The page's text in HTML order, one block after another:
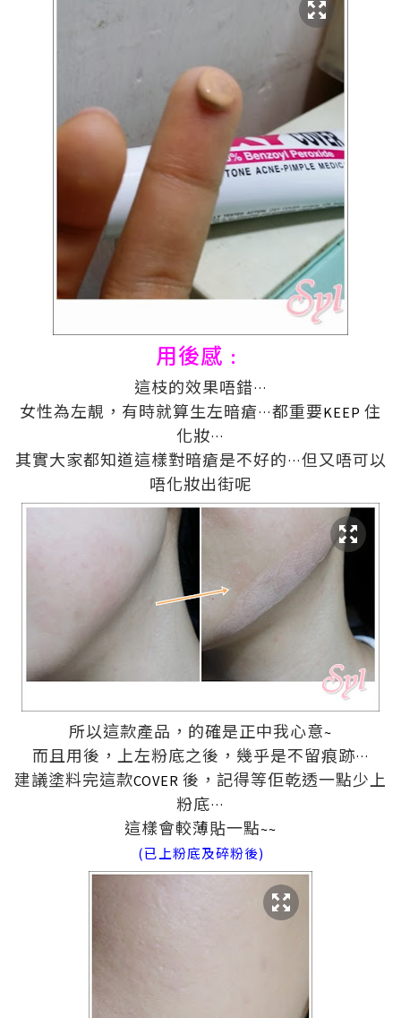
用後感﹕
這枝的效果唔錯…
女性為左靚，有時就算生左暗瘡…都重要KEEP 住
化妝…
其實大家都知道這樣對暗瘡是不好的…但又唔可以
唔化妝出街呢
所以這款產品，的確是正中我心意~
而且用後，上左粉底之後，幾乎是不留痕跡…
建議塗料完這款COVER 後，記得等佢乾透一點少上
粉底…
這樣會較薄貼一點~~
(已上粉底及碎粉後)